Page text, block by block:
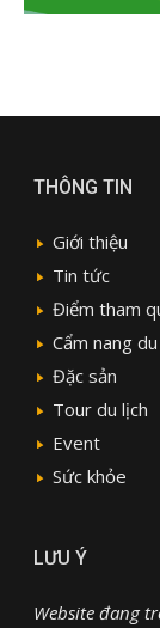
THÔNG TIN
Giới thiệu
Tin tức
Điểm tham
Cẩm nang
Đặc sản
Tour du lịch
Event
Sức khỏe
LƯU Ý
Website đang